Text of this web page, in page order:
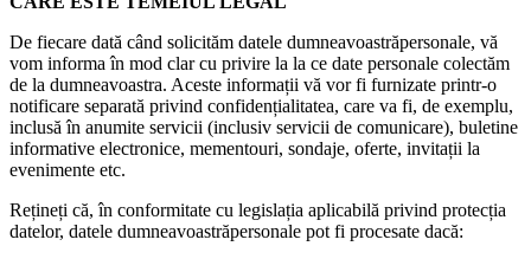
De fiecare dată când solicităm datele dumneavoastrăpersonale, vă
vom informa în mod clar cu privire la la ce date personale colectăm
de la dumneavoastra. Aceste informații vă vor fi furnizate printr-o
notificare separată privind confidențialitatea, care va fi, de exemplu,
inclusă în anumite servicii (inclusiv servicii de comunicare), buletine
informative electronice, mementouri, sondaje, oferte, invitații la
evenimente etc.
Rețineți că, în conformitate cu legislația aplicabilă privind protecția
datelor, datele dumneavoastrăpersonale pot fi procesate dacă: